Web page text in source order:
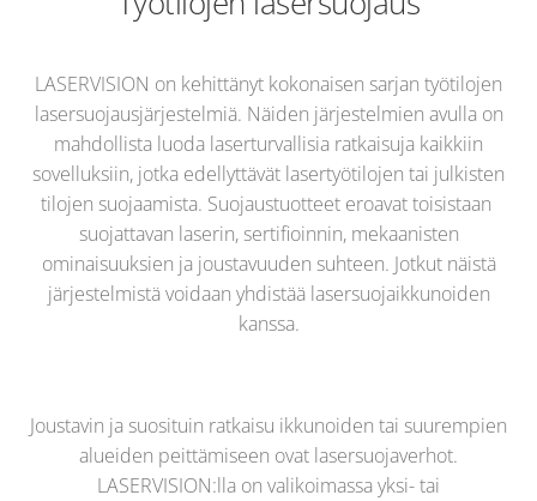
LASERVISION on kehittänyt kokonaisen sarjan työtilojen
lasersuojausjärjestelmiä. Näiden järjestelmien avulla on
mahdollista luoda laserturvallisia ratkaisuja kaikkiin
sovelluksiin, jotka edellyttävät lasertyötilojen tai julkisten
tilojen suojaamista. Suojaustuotteet eroavat toisistaan ​​
suojattavan laserin, sertifioinnin, mekaanisten
ominaisuuksien ja joustavuuden suhteen. Jotkut näistä
järjestelmistä voidaan yhdistää lasersuojaikkunoiden
kanssa.
Joustavin ja suosituin ratkaisu ikkunoiden tai suurempien
alueiden peittämiseen ovat lasersuojaverhot.
LASERVISION:lla on valikoimassa yksi- tai